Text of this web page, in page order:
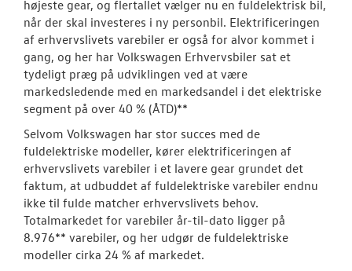
højeste gear, og flertallet vælger nu en fuldelektrisk bil,
når der skal investeres i ny personbil. Elektrificeringen
af erhvervslivets varebiler er også for alvor kommet i
gang, og her har Volkswagen Erhvervsbiler sat et
tydeligt præg på udviklingen ved at være
markedsledende med en markedsandel i det elektriske
segment på over 40 % (ÅTD)**
Selvom Volkswagen har stor succes med de
fuldelektriske modeller, kører elektrificeringen af
erhvervslivets varebiler i et lavere gear grundet det
faktum, at udbuddet af fuldelektriske varebiler endnu
ikke til fulde matcher erhvervslivets behov.
Totalmarkedet for varebiler år-til-dato ligger på
8.976** varebiler, og her udgør de fuldelektriske
modeller cirka 24 % af markedet.